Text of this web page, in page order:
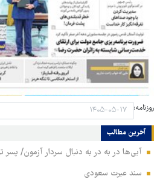
روزنامه:
آخرین مطالب
آبی‌ها در به در به دنبال سردار آزمون/
سند عبرت سعودی